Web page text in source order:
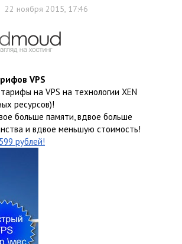
22 ноября 2015, 17:46
VPS
на VPS на технологии XEN
ресурсов)!
больше памяти, вдвое больше
и вдвое меньшую стоимость!
рублей!